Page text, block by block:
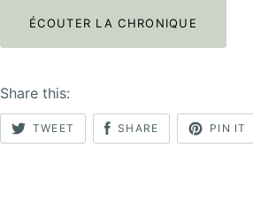
ÉCOUTER LA CHRONIQUE
Share this:
TWEET SHARE PIN IT